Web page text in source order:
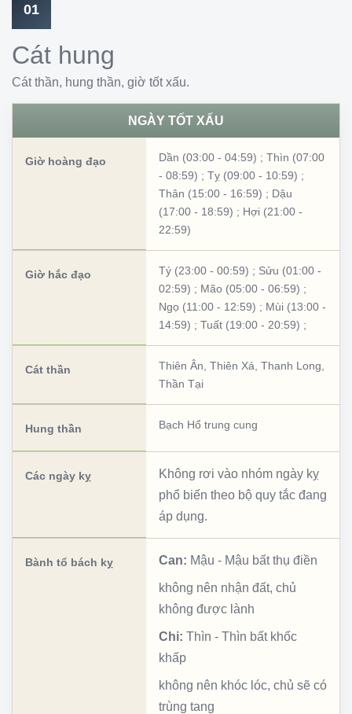
01
Cát hung
Cát thần, hung thần, giờ tốt xấu.
NGÀY TỐT XẤU
Giờ hoàng đạo Dần (03:00 - 04:59) ; Thìn (07:00
- 08:59) ; Tỵ (09:00 - 10:59) ;
Thân (15:00 - 16:59) ; Dậu
(17:00 - 18:59) ; Hợi (21:00 -
22:59)
Giờ hắc đạo Tý (23:00 - 00:59) ; Sửu (01:00 -
02:59) ; Mão (05:00 - 06:59) ;
Ngọ (11:00 - 12:59) ; Mùi (13:00 -
14:59) ; Tuất (19:00 - 20:59) ;
Cát thần Thiên Ân Thiên Xá Thanh Long
Thần Tại
Hung thần Bạch Hổ trung cung
Các ngày kỵ
Không rơi vào nhóm ngày kỵ
phổ biến theo bộ quy tắc đang
áp dụng.
Bành tổ bách kỵ Can: Mậu - Mậu bất thụ điền
không nên nhận đất, chủ
không được lành
Chi: Thìn - Thìn bất khốc
khấp
không nên khóc lóc, chủ sẽ có
trùng tang